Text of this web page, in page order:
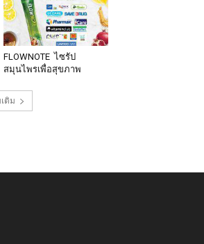
FLOWNOTE ไซรัป
สมุนไพรเพื่อสุขภาพ
ติม